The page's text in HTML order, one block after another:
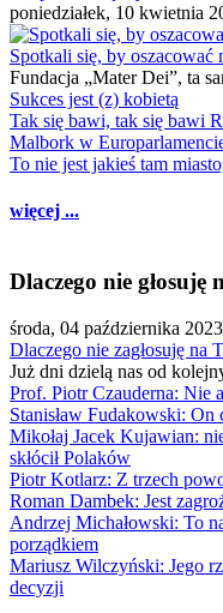
poniedziałek, 10 kwietnia
Spotkali się, by oszacować
Fundacja „Mater Dei”, ta
Sukces jest (z) kobietą
Tak się bawi, tak się bawi
Malbork w
To nie jest jakieś tam
więcej ...
Dlaczego nie głosuję
środa, 04 października
Dlaczego nie zagłosuję na
Już dni dzielą nas od
Prof. Piotr Czauderna: Nie
Stanisław Fudakowski: On
Mikołaj Jacek Kujawian:
skłócił Polaków
Piotr Kotlarz: Z trzech
Roman Dambek: Jest
Andrzej Michałowski: To
porządkiem
Mariusz Wilczyński: Jego
decyzji